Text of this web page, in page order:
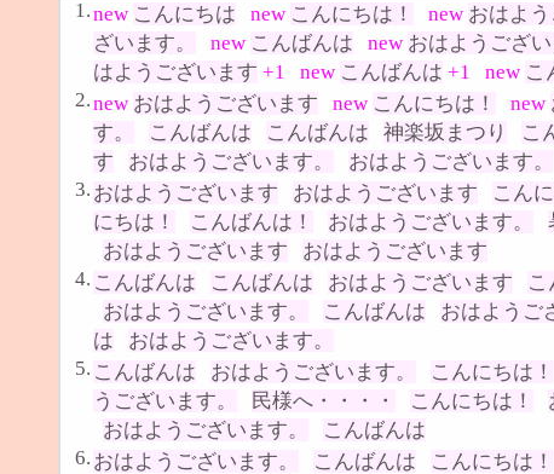
1.new こんにちは new こんにちは！ new おはよう
ざいます。
new こんばんは new おはようござい
はようございます +1 new こんばんは +1 new こ
2.new おはようございます new こんにちは！ new
す。
こんばんは こんばんは 神楽坂まつり こ
す
おはようございます。 おはようございます。
3. おはようございます おはようございます こん
にちは！
こんばんは！ おはようございます。
おはようございます
おはようございます
4. こんばんは こんばんは おはようございます こ
おはようございます。
こんばんは おはようご
は
おはようございます。
5. こんばんは おはようございます。 こんにちは！
うございます。
民様へ・・・・ こんにちは！
おはようございます。
こんばんは
6. おはようございます。 こんばんは こんにちは！